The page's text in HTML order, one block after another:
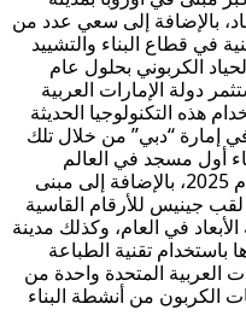
بالإضافة إلى سعي عدد من
في قطاع البناء والتشييد
الكربوني بحلول عام
دولة الإمارات العربية
هذه التكنولوجيا الحديثة
المباني في إمارة “دبي” من خلال تلك
كما سيتم بناء أول مسجد في العالم
مطبوع بالكامل ثلاثي الأبعاد بحلول عام 2025، بالإضافة إلى مبنى
جينيس للأرقام القاسية
في العام، وكذلك مدينة
باستخدام تقنية الطباعة
العربية المتحدة واحدة من
الكربون من أنشطة البناء